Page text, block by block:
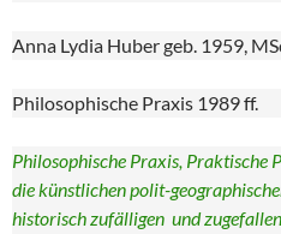
Anna Lydia Huber geb. 1959,
Philosophische Praxis 1989 ff.
Philosophische Praxis, Praktische
die künstlichen polit-
historisch zufälligen und